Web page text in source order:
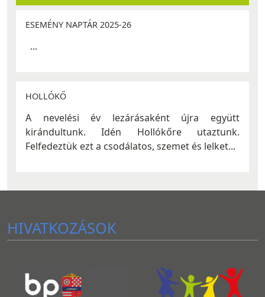
ESEMÉNY NAPTÁR 2025-26
...
HOLLÓKŐ
A nevelési év lezárásaként újra együtt
kirándultunk. Idén Hollókőre utaztunk.
Felfedeztük ezt a csodálatos, szemet és lelket...
HIVATKOZÁSOK